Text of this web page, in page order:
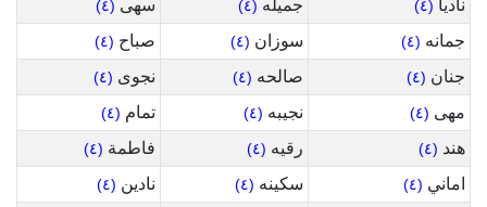
ناديا (٤) جميله (٤) سهى (٤)
جمانه (٤) سوزان (٤) صباح (٤)
جنان (٤) صالحه (٤) نجوى (٤)
مهى (٤) نجيبه (٤) تمام (٤)
هند (٤) رقيه (٤) فاطمة (٤)
اماني (٤) سكينه (٤) نادين (٤)